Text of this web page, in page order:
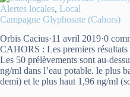
Alertes locales, Local
Campagne Glyphosate (Cahors)
Orbis Cacius·11 avril 2019·0
CAHORS : Les premiers résultats
Les 50 prélèvements sont au-
ng/ml dans l’eau potable. le plus
demi) et le plus haut 1,96 ng/ml